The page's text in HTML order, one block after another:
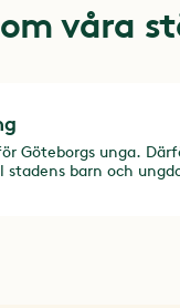
våra
Göteborgs unga.
barn och